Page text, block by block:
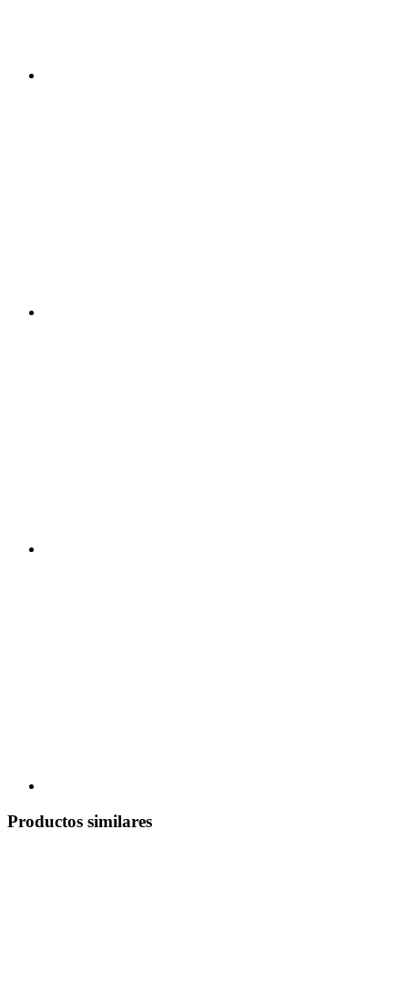
Productos similares